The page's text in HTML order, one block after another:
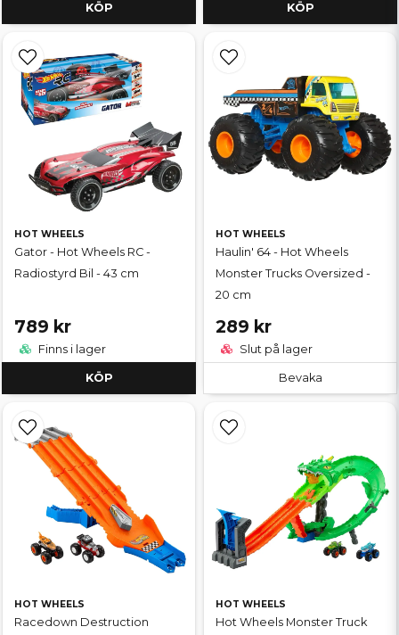
KÖP KÖP
HOT WHEELS
Gator - Hot Wheels RC -
Radiostyrd Bil - 43 cm
789 kr
Finns i lager
KÖP
HOT WHEELS
Haulin' 64 - Hot Wheels
Monster Trucks Oversized -
20 cm
289 kr
Slut på lager
Bevaka
HOT WHEELS
Racedown Destruction
HOT WHEELS
Hot Wheels Monster Truck